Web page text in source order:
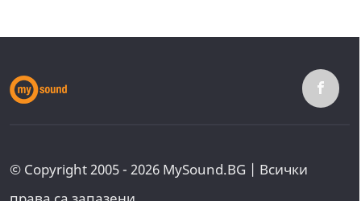
© Copyright 2005 - 2026 MySound.BG | Всички